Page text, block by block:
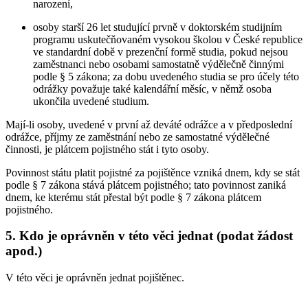
narození,
osoby starší 26 let studující prvně v doktorském studijním
programu uskutečňovaném vysokou školou v České republice
ve standardní době v prezenční formě studia, pokud nejsou
zaměstnanci nebo osobami samostatně výdělečně činnými
podle § 5 zákona; za dobu uvedeného studia se pro účely této
odrážky považuje také kalendářní měsíc, v němž osoba
ukončila uvedené studium.
Mají-li osoby, uvedené v první až deváté odrážce a v předposlední
odrážce, příjmy ze zaměstnání nebo ze samostatné výdělečné
činnosti, je plátcem pojistného stát i tyto osoby.
Povinnost státu platit pojistné za pojištěnce vzniká dnem, kdy se stát
podle § 7 zákona stává plátcem pojistného; tato povinnost zaniká
dnem, ke kterému stát přestal být podle § 7 zákona plátcem
pojistného.
5. Kdo je oprávněn v této věci jednat (podat žádost
apod.)
V této věci je oprávněn jednat pojištěnec.